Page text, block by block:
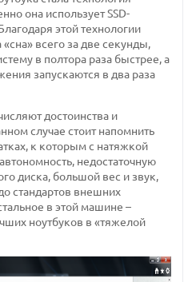
она использует SSD-
этой технологии
всего за две секунды,
в полтора раза быстрее, а
запускаются в два раза
достоинства и
случае стоит напомнить
к которым с натяжкой
недостаточную
диска, большой вес и звук,
стандартов внешних
в этой машине –
ноутбуков в «тяжелой